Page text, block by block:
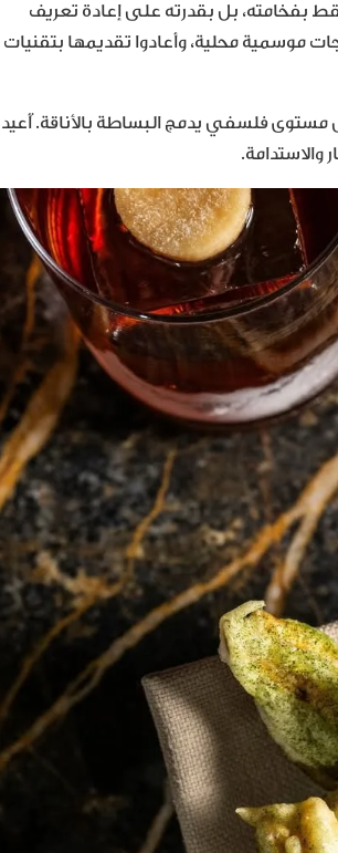
بل بقدرته على إعادة تعريف
محلية، وأعادوا تقديمها بتقنيات
فلسفي يدمج البساطة بالأناقة. أُعيد
والاستدامة.